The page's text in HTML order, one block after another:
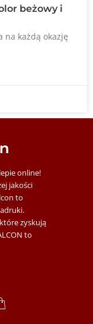
beżowy i
na każdą okazję
online!
jakości
to
zyskują
to